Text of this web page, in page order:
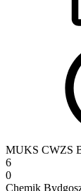
MUKS CWZS
6
0
Chemik